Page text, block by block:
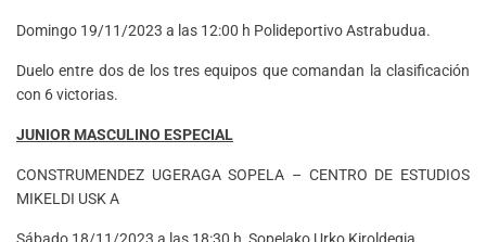
Domingo 19/11/2023 a las 12:00 h Polideportivo Astrabudua.
Duelo entre dos de los tres equipos que comandan la clasificación
con 6 victorias.
JUNIOR MASCULINO ESPECIAL
CONSTRUMENDEZ UGERAGA SOPELA – CENTRO DE ESTUDIOS
MIKELDI USK A
Sábado 18/11/2023 a las 18:30 h Sopelako Urko Kiroldegia.